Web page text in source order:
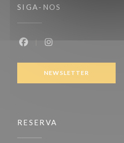
SIGA-NOS
NEWSLETTER
RESERVA